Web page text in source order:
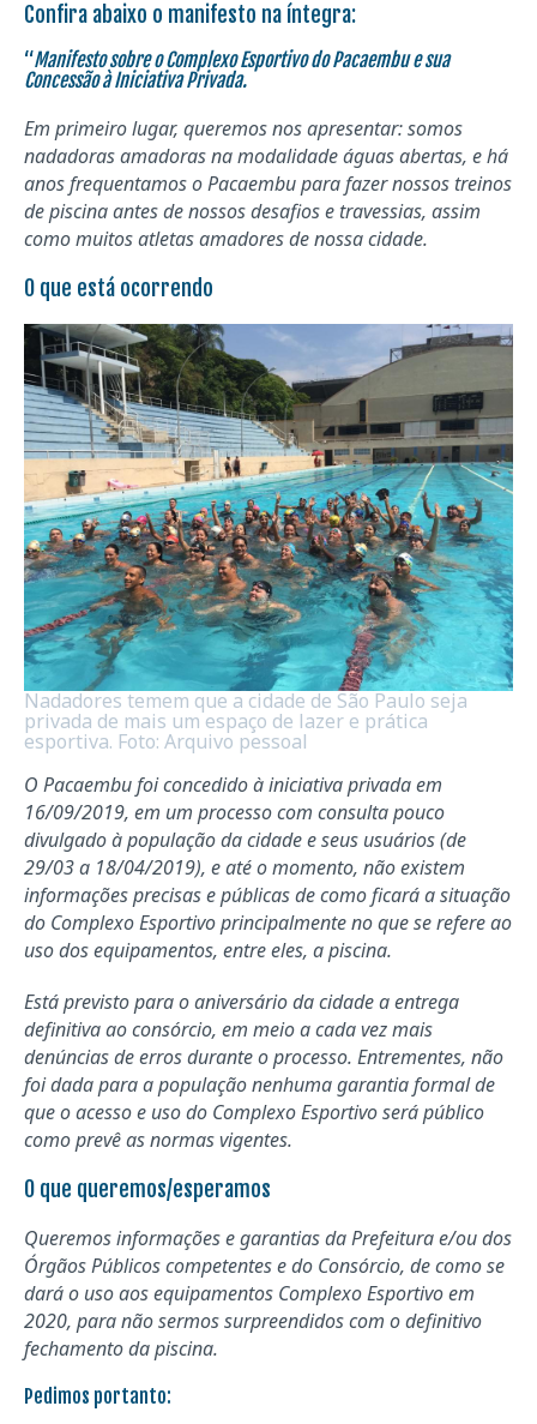
Confira abaixo o manifesto na íntegra:
“Manifesto sobre o Complexo Esportivo do Pacaembu e sua
Concessão à Iniciativa Privada.
Em primeiro lugar, queremos nos apresentar: somos
nadadoras amadoras na modalidade águas abertas, e há
anos frequentamos o Pacaembu para fazer nossos treinos
de piscina antes de nossos desafios e travessias, assim
como muitos atletas amadores de nossa cidade.
O que está ocorrendo
Nadadores temem que a cidade de São Paulo seja
privada de mais um espaço de lazer e prática
esportiva. Foto: Arquivo pessoal
O Pacaembu foi concedido à iniciativa privada em
16/09/2019, em um processo com consulta pouco
divulgado à população da cidade e seus usuários (de
29/03 a 18/04/2019), e até o momento, não existem
informações precisas e públicas de como ficará a situação
do Complexo Esportivo principalmente no que se refere ao
uso dos equipamentos, entre eles, a piscina.
Está previsto para o aniversário da cidade a entrega
definitiva ao consórcio, em meio a cada vez mais
denúncias de erros durante o processo. Entrementes, não
foi dada para a população nenhuma garantia formal de
que o acesso e uso do Complexo Esportivo será público
como prevê as normas vigentes.
O que queremos/esperamos
Queremos informações e garantias da Prefeitura e/ou dos
Órgãos Públicos competentes e do Consórcio, de como se
dará o uso aos equipamentos Complexo Esportivo em
2020, para não sermos surpreendidos com o definitivo
fechamento da piscina.
Pedimos portanto: